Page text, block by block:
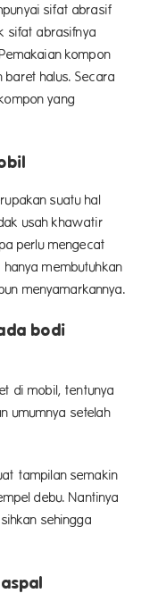
sifat abrasif
sifat abrasifnya
kompon
baret halus. Secara
yang
suatu hal
usah khawatir
perlu mengecat
membutuhkan
menyamarkannya.
bodi
di mobil, tentunya
umumnya setelah
tampilan semakin
debu. Nantinya
sehingga